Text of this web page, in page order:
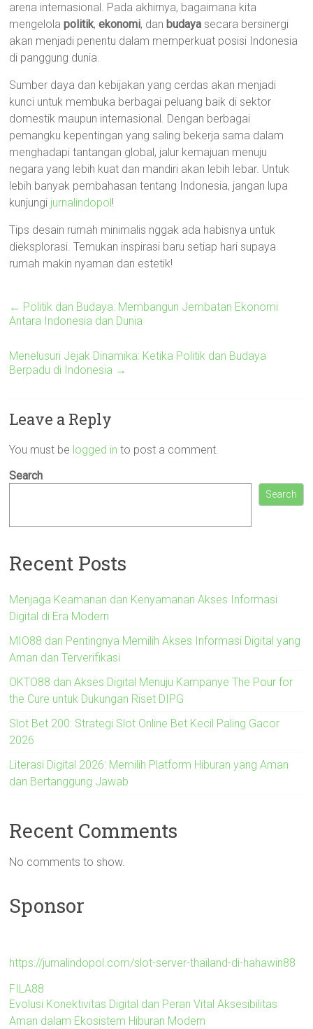
arena internasional. Pada akhirnya, bagaimana kita
mengelolapolitik,ekonomi, dan budaya secara bersinergi
akan menjadi penentu dalam memperkuat posisi Indonesia
di panggung dunia.
Sumber daya dan kebijakan yang cerdas akan menjadi
kunci untuk membuka berbagai peluang baik di sektor
domestik maupun internasional. Dengan berbagai
pemangku kepentingan yang saling bekerja sama dalam
menghadapi tantangan global, jalur kemajuan menuju
negara yang lebih kuat dan mandiri akan lebih lebar. Untuk
lebih banyak pembahasan tentang Indonesia, jangan lupa
kunjungi jurnalindopol!
Tips desain rumah minimalis nggak ada habisnya untuk
dieksplorasi. Temukan inspirasi baru setiap hari supaya
rumah makin nyaman dan estetik!
← Politik dan Budaya: Membangun Jembatan Ekonomi
Antara Indonesia dan Dunia
Menelusuri Jejak Dinamika: Ketika Politik dan Budaya
Berpadu di Indonesia →
Leave a Reply
You must be logged in to post a comment.
Search
Search
Recent Posts
Menjaga Keamanan dan Kenyamanan Akses Informasi
Digital di Era Modern
MIO88 dan Pentingnya Memilih Akses Informasi Digital yang
Aman dan Terverifikasi
OKTO88 dan Akses Digital Menuju Kampanye The Pour for
the Cure untuk Dukungan Riset DIPG
Slot Bet 200: Strategi Slot Online Bet Kecil Paling Gacor
2026
Literasi Digital 2026: Memilih Platform Hiburan yang Aman
dan Bertanggung Jawab
Recent Comments
No comments to show.
Sponsor
https://jurnalindopol.com/slot-server-thailand-di-hahawin88
FILA88
Evolusi Konektivitas Digital dan Peran Vital Aksesibilitas
Aman dalam Ekosistem Hiburan Modern